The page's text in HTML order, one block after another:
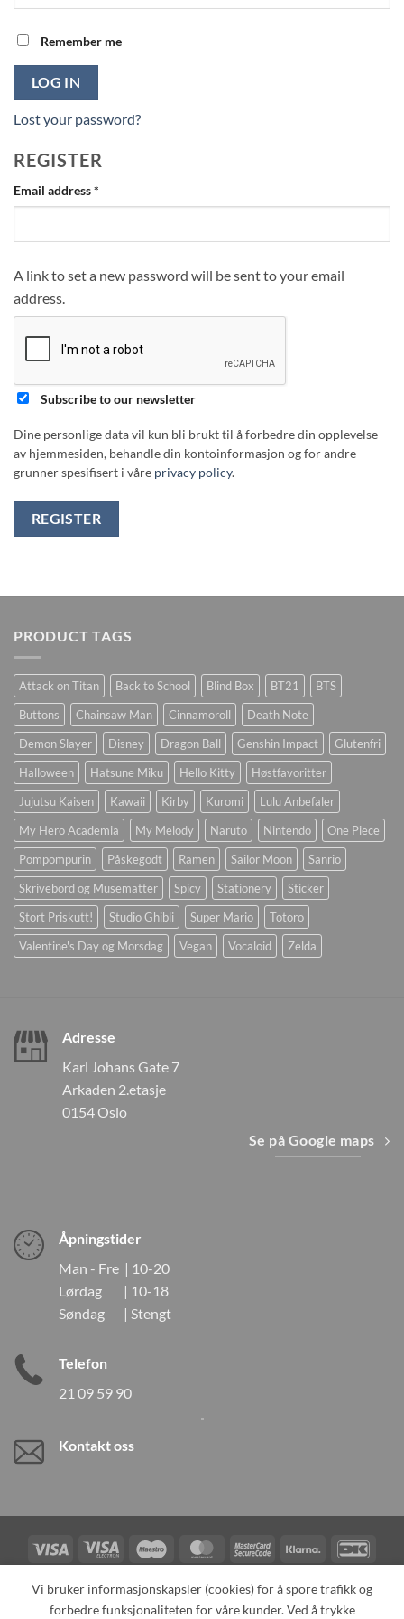
Remember me
LOG IN
Lost your password?
REGISTER
Email address*
A link to set a new password will be sent to your email
address.
Subscribe to our newsletter
Dine personlige data vil kun bli brukt til å forbedre din opplevelse
av hjemmesiden, behandle din kontoinformasjon og for andre
grunner spesifisert i våre privacy policy.
REGISTER
PRODUCT TAGS
Attack on Titan Back to School Blind Box BT21
BTS
Buttons
Chainsaw Man Cinnamoroll
Death Note
Demon Slayer
Disney Dragon Ball Genshin Impact
Glutenfri
Halloween
Hatsune Miku Hello Kitty
Høstfavoritter
Jujutsu Kaisen
Kawaii Kirby Kuromi
Lulu Anbefaler
My Hero Academia
My Melody Naruto Nintendo
One Piece
Pompompurin
Påskegodt Ramen Sailor Moon
Sanrio
Skrivebord og Musematter
Spicy Stationery
Sticker
Stort Priskutt!
Studio Ghibli Super Mario
Totoro
Valentine's Day og Morsdag
Vegan Vocaloid Zelda
Adresse
Karl Johans Gate 7
Arkaden 2.etasje
0154 Oslo
Se på Google maps
Åpningstider
Man - Fre | 10-20
Lørdag | 10-18
Søndag | Stengt
Telefon
21 09 59 90
Kontakt oss
Visa
Visa
Electron
Maestro MasterCardMasterCard
2
Klarna
Card
TILBAKEKALLINGER KONTAKT OSS OM OSS
Vi bruker informasjonskapsler (cookies) for å spore trafikk og
forbedre funksjonaliteten for våre kunder. Ved å trykke